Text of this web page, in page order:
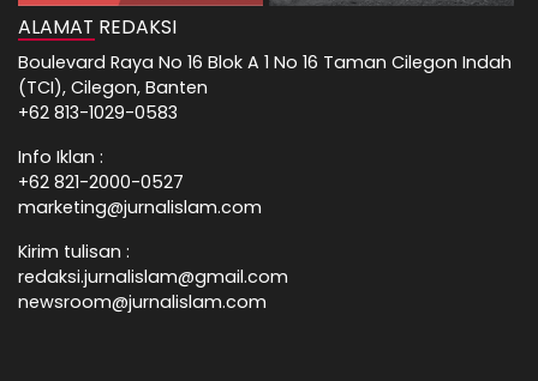
ALAMAT REDAKSI
Boulevard Raya No 16 Blok A 1 No 16 Taman Cilegon Indah
(TCI), Cilegon, Banten
+62 813-1029-0583
Info Iklan :
+62 821-2000-0527
marketing@jurnalislam.com
Kirim tulisan :
redaksi.jurnalislam@gmail.com
newsroom@jurnalislam.com